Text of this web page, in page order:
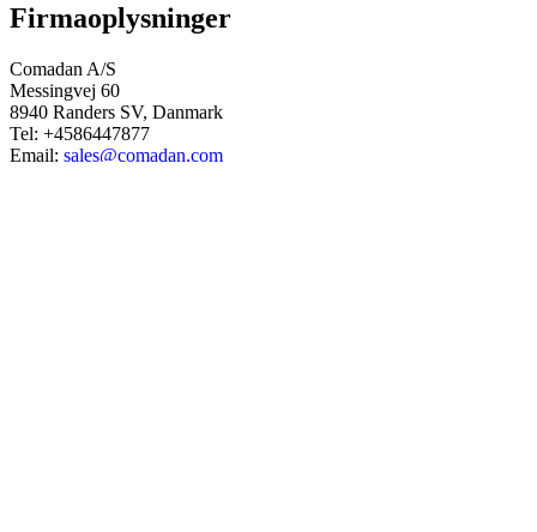
Firmaoplysninger
Comadan A/S
Messingvej 60
8940 Randers SV, Danmark
Tel: +4586447877
Email: sales@comadan.com